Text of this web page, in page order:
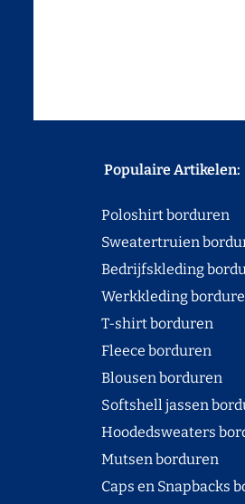
Populaire Artikelen:
Poloshirt
Sweatertruien
Bedrijfskleding
Werkkleding
T-shirt borduren
Fleece borduren
Blousen borduren
Softshell jassen
Hoodedsweaters
Mutsen
Caps en Snapbacks